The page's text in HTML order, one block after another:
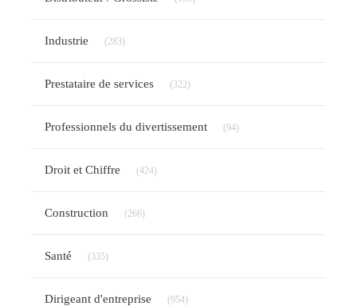
Industrie (283)
Prestataire de services (322)
Professionnels du divertissement (94)
Droit et Chiffre (424)
Construction (266)
Santé (335)
Dirigeant d'entreprise (954)